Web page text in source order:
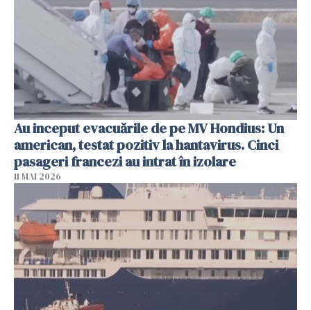
Au inceput evacuările de pe MV Hondius: Un
american, testat pozitiv la hantavirus. Cinci
pasageri francezi au intrat în izolare
11 MAI 2026